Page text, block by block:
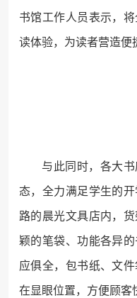
书馆工作人员表示，
读体验，为读者营造便
与此同时，各大
态，全力满足学生的
路的晨光文具店内，
颖的笔袋、功能各异
应俱全，包书纸、文
在显眼位置，方便顾客